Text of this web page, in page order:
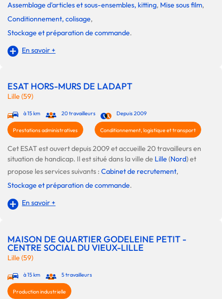
Assemblage d'articles et sous-ensembles, kitting, Mise sous film,
Conditionnement, colisage,
Stockage et préparation de commande.
En savoir +
ESAT HORS-MURS DE LADAPT
Lille (59)
à 15 km 20 travailleurs Depuis 2009
Prestations administratives Conditionnement, logistique et transport
Cet ESAT est ouvert depuis 2009 et accueille 20 travailleurs en
situation de handicap. Il est situé dans la ville de Lille(Nord) et
propose les services suivants : Cabinet de recrutement,
Stockage et préparation de commande.
En savoir +
MAISON DE QUARTIER GODELEINE PETIT -
CENTRE SOCIAL DU VIEUX-LILLE
Lille (59)
à 15 km 5 travailleurs
Production industrielle